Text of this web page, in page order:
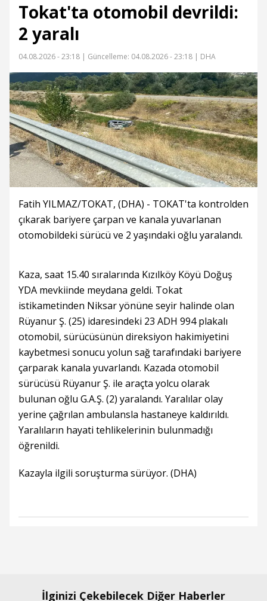
Tokat'ta otomobil devrildi:
2 yaralı
04.08.2026 - 23:18 | Güncelleme: 04.08.2026 - 23:18 | DHA
Fatih YILMAZ/TOKAT, (DHA) - TOKAT'ta kontrolden
çıkarak bariyere çarpan ve kanala yuvarlanan
otomobildeki sürücü ve 2 yaşındaki oğlu yaralandı.
Kaza, saat 15.40 sıralarında Kızılköy Köyü Doğuş
YDA mevkiinde meydana geldi. Tokat
istikametinden Niksar yönüne seyir halinde olan
Rüyanur Ş. (25) idaresindeki 23 ADH 994 plakalı
otomobil, sürücüsünün direksiyon hakimiyetini
kaybetmesi sonucu yolun sağ tarafındaki bariyere
çarparak kanala yuvarlandı. Kazada otomobil
sürücüsü Rüyanur Ş. ile araçta yolcu olarak
bulunan oğlu G.A.Ş. (2) yaralandı. Yaralılar olay
yerine çağrılan ambulansla hastaneye kaldırıldı.
Yaralıların hayati tehlikelerinin bulunmadığı
öğrenildi.
Kazayla ilgili soruşturma sürüyor. (DHA)
İlginizi Çekebilecek Diğer Haberler